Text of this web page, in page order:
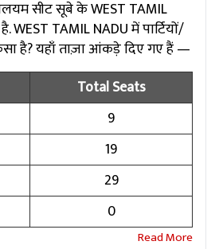
सीट सूबे के WEST TAMIL
TAMIL NADU में पार्टियों/
है? यहाँ ताज़ा आंकड़े दिए गए हैं —
Total Seats
9
19
29
0